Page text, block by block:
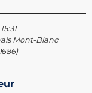
Mont-Blanc
)